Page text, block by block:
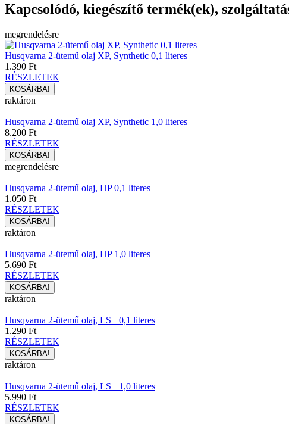
Kapcsolódó, kiegészítő termék(ek),
megrendelésre
Husqvarna 2-ütemű olaj XP, Synthetic 0,1 literes
1.390 Ft
RÉSZLETEK
raktáron
Husqvarna 2-ütemű olaj XP, Synthetic 1,0 literes
8.200 Ft
RÉSZLETEK
megrendelésre
Husqvarna 2-ütemű olaj, HP 0,1 literes
1.050 Ft
RÉSZLETEK
raktáron
Husqvarna 2-ütemű olaj, HP 1,0 literes
5.690 Ft
RÉSZLETEK
raktáron
Husqvarna 2-ütemű olaj, LS+ 0,1 literes
1.290 Ft
RÉSZLETEK
raktáron
Husqvarna 2-ütemű olaj, LS+ 1,0 literes
5.990 Ft
RÉSZLETEK